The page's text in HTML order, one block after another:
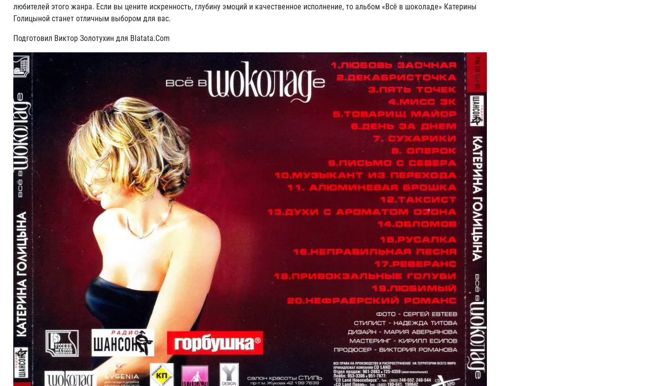
любителей этого жанра. Если вы цените искренность, глубину эмоций и качественное исполнение, то альбом «Всё в шоколаде» Катерины
Голицыной станет отличным выбором для вас.
Подготовил Виктор Золотухин для Blatata.Com